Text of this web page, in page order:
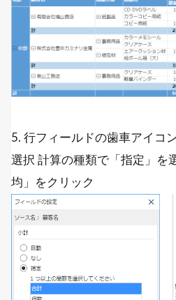
5. 行フィールドの歯車アイコ
選択 計算の種類で「指定」を
均」をクリック